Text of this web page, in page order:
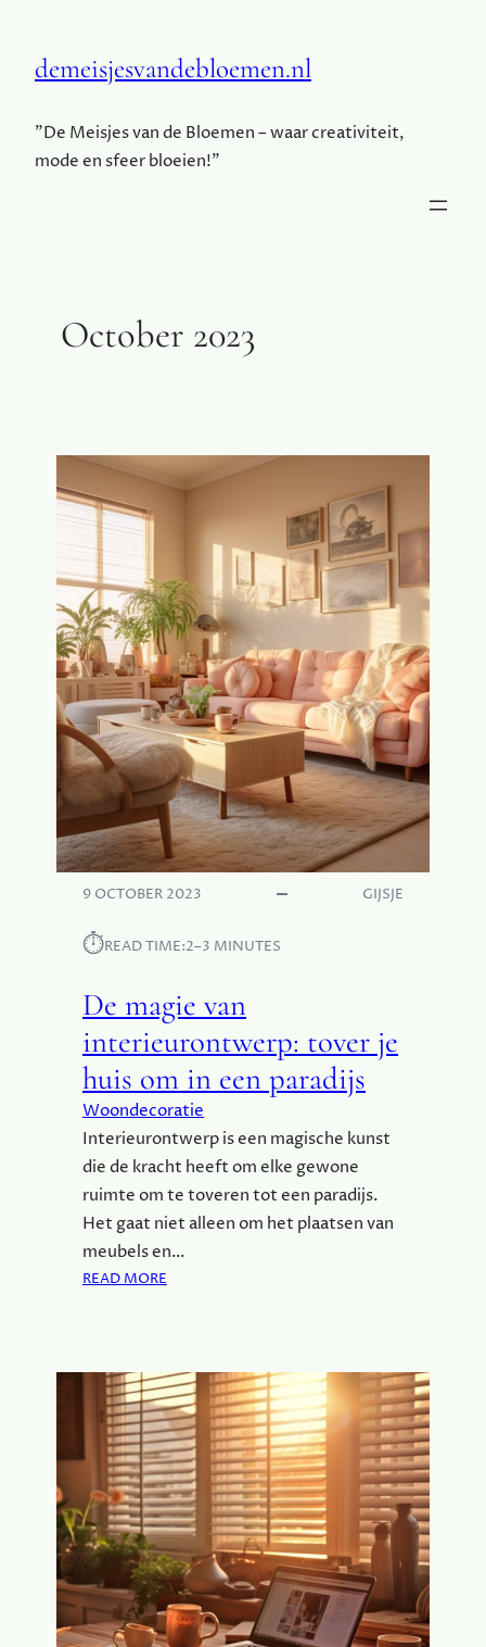
demeisjesvandebloemen.nl
"De Meisjes van de Bloemen – waar creativiteit,
mode en sfeer bloeien!"
October 2023
9 OCTOBER 2023 GIJSJE
⏱︎READ TIME:2–3 MINUTES
De magie van
interieurontwerp: tover je
huis om in een paradijs
Woondecoratie
Interieurontwerp is een magische kunst
die de kracht heeft om elke gewone
ruimte om te toveren tot een paradijs.
Het gaat niet alleen om het plaatsen van
meubels en…
READ MORE
A
G
I
E
V
A
N
I
N
T
E
R